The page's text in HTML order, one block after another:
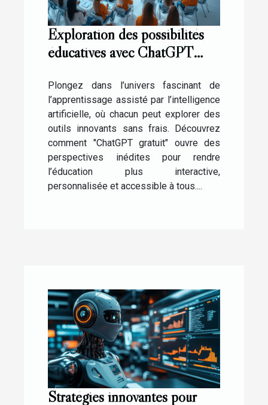
Exploration des possibilités
éducatives avec ChatGPT
Plongez dans l’univers fascinant de
l’apprentissage assisté par l’intelligence
artificielle, où chacun peut explorer des
outils innovants sans frais. Découvrez
comment "ChatGPT gratuit" ouvre des
perspectives inédites pour rendre
l’éducation plus interactive,
personnalisée et accessible à tous....
Stratégies innovantes pour